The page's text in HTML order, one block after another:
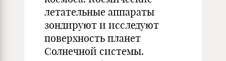
летательные аппараты
зондируют и исследуют
поверхность планет
Солнечной системы.